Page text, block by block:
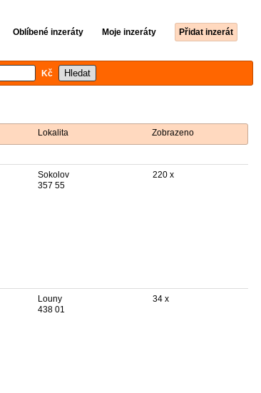
Oblíbené inzeráty Moje inzeráty Přidat inzerát
Kč
Lokalita Zobrazeno
Sokolov
357 55
220 x
Louny
438 01
34 x